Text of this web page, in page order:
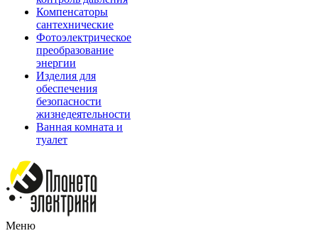
Компенсаторы
сантехнические
Фотоэлектрическое
преобразование
энергии
Изделия для
обеспечения
безопасности
жизнедеятельности
Ванная комната и
туалет
Меню